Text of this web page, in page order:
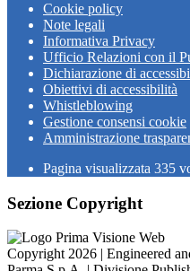
Cookie policy
Note legali
Informativa Privacy
Ufficio Relazioni con il
Dichiarazione di
Obiettivi di accessibilità
Whistleblowing
Gestione consensi cookie
Amministrazione
Pagina visualizzata 335
Sezione Copyright
Copyright 2026 | Engineered